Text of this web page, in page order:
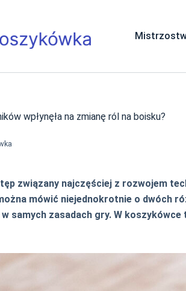
wpłynęła na zmianę ról na boisku?
związany najczęściej z rozwojem
mówić niejednokrotnie o dwóch
samych zasadach gry. W